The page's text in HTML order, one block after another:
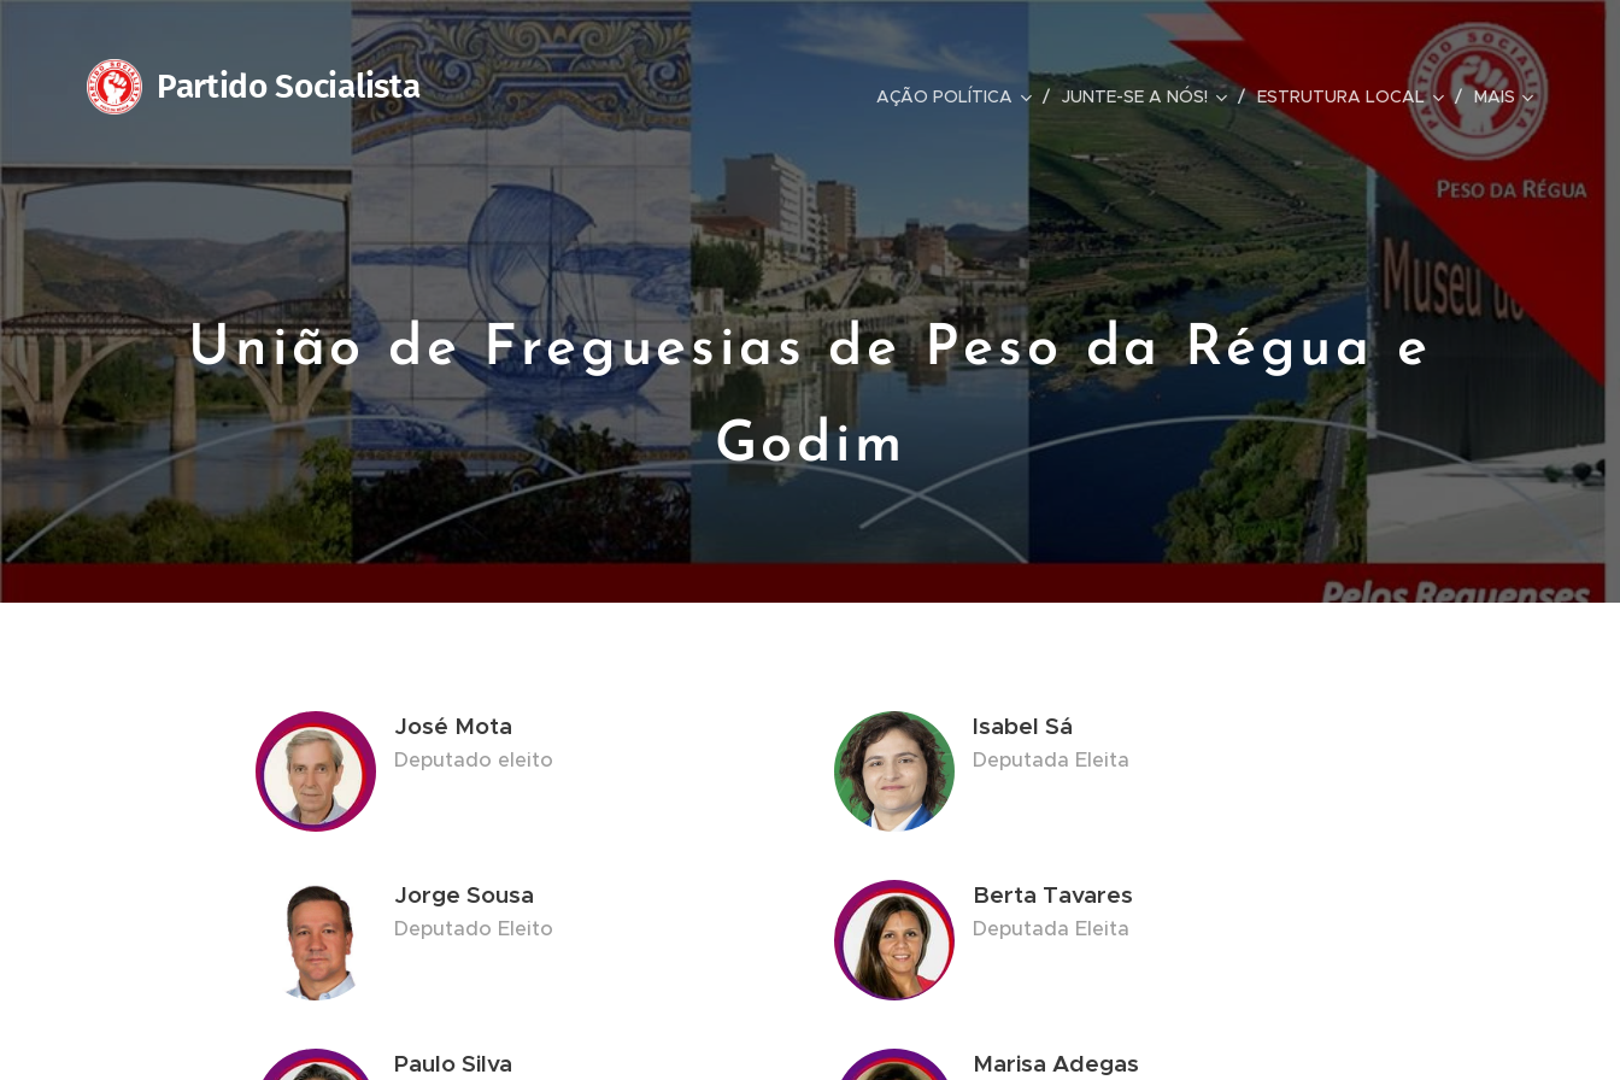
Partido Socialista AÇÃO POLÍTICA JUNTE-SE A NÓS! ESTRUTURA LOCAL MAIS
União de Freguesias de Peso da Régua e
Godim
José Mota
Deputado eleito
Isabel Sá
Deputada Eleita
Jorge Sousa
Deputado Eleito
Berta Tavares
Deputada Eleita
Paulo Silva Marisa Adegas